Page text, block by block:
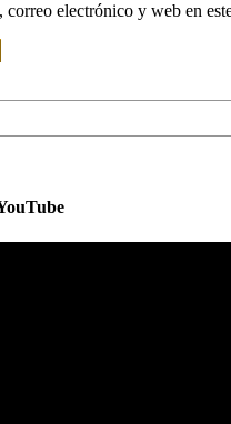
electrónico y web en